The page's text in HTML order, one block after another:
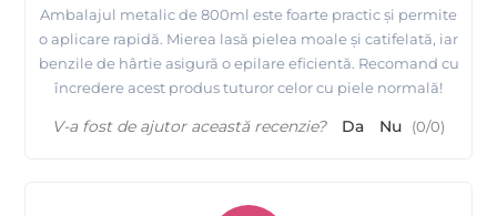
Ambalajul metalic de 800ml este foarte practic și permite
o aplicare rapidă. Mierea lasă pielea moale și catifelată, iar
benzile de hârtie asigură o epilare eficientă. Recomand cu
încredere acest produs tuturor celor cu piele normală!
V-a fost de ajutor această recenzie? Da Nu (0/0)